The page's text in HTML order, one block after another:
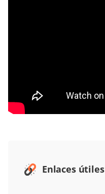
Enlaces útiles